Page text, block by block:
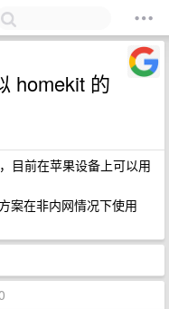
homekit 的
目前在苹果设备上可以用
案在非内网情况下使用